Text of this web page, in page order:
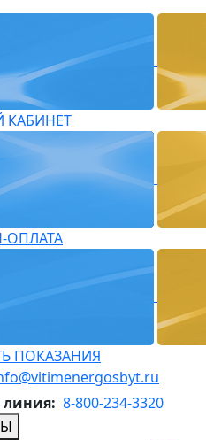
ОПЛАТА
ПОКАЗАНИЯ
линия: 8-800-234-3320